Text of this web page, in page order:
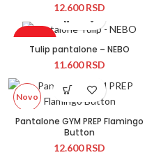
12.600RSD
Rasprodato
Tulip pantalone – NEBO
11.600RSD
Novo
Pantalone GYM PREP Flamingo
Button
12.600RSD